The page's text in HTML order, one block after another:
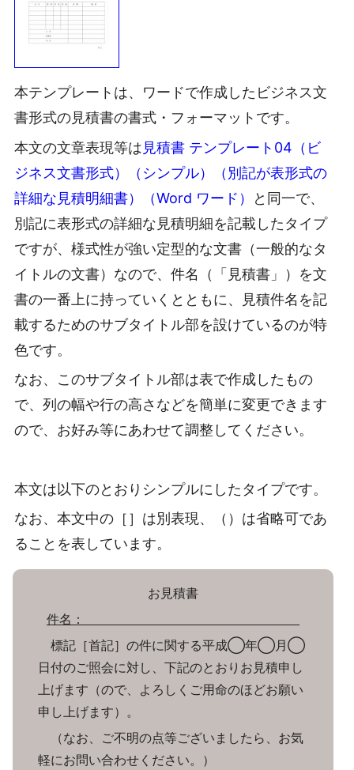
本テンプレートは、ワードで作成したビジネス文
書形式の見積書の書式・フォーマットです。
本文の文章表現等は見積書 テンプレート04（ビ
ジネス文書形式）（シンプル）（別記が表形式の
詳細な見積明細書）（Word ワード）
と同一で、
別記に表形式の詳細な見積明細を記載したタイプ
ですが、様式性が強い定型的な文書（一般的なタ
イトルの文書）なので、件名（「見積書」）を文
書の一番上に持っていくとともに、見積件名を記
載するためのサブタイトル部を設けているのが特
色です。
なお、このサブタイトル部は表で作成したもの
で、列の幅や行の高さなどを簡単に変更できます
ので、お好み等にあわせて調整してください。
本文は以下のとおりシンプルにしたタイプです。
なお、本文中の［］は別表現、（）は省略可であ
ることを表しています。
お見積書
件名：
標記［首記］の件に関する平成◯年◯月◯
日付のご照会に対し、下記のとおりお見積申し
上げます（ので、よろしくご用命のほどお願い
申し上げます）。
（なお、ご不明の点等ございましたら、お気
軽にお問い合わせください。）